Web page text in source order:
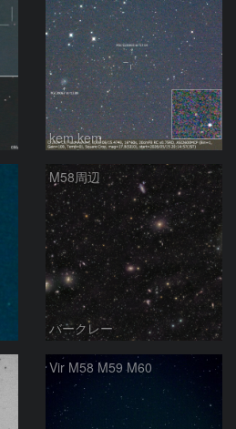
kem.kem
M58周辺
バークレー
Vir M58 M59 M60